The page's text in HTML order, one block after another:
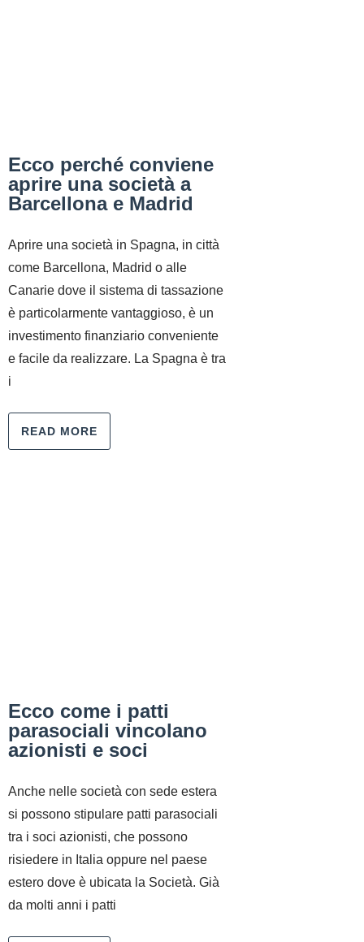
Ecco perché conviene
aprire una società a
Barcellona e Madrid
Aprire una società in Spagna, in città
come Barcellona, Madrid o alle
Canarie dove il sistema di tassazione
è particolarmente vantaggioso, è un
investimento finanziario conveniente
e facile da realizzare. La Spagna è tra
i
READ MORE
Ecco come i patti
parasociali vincolano
azionisti e soci
Anche nelle società con sede estera
si possono stipulare patti parasociali
tra i soci azionisti, che possono
risiedere in Italia oppure nel paese
estero dove è ubicata la Società. Già
da molti anni i patti